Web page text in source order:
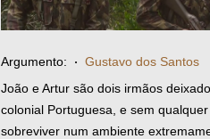
Argumento: · Gustavo dos Santos
João e Artur são dois irmãos
colonial Portuguesa, e sem
sobreviver num ambiente